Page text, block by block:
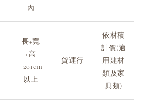
內
長+寬
+高
=201cm
以上
貨運行
依材積
計價(適
用建材
類及家
具類)